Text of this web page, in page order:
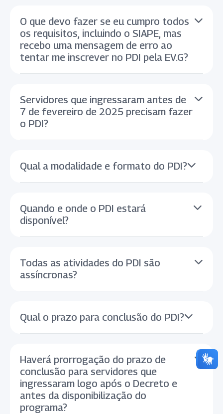
O que devo fazer se eu cumpro todos
os requisitos, incluindo o SIAPE, mas
recebo uma mensagem de erro ao
tentar me inscrever no PDI pela EV.G?
Servidores que ingressaram antes de
7 de fevereiro de 2025 precisam fazer
o PDI?
Qual a modalidade e formato do PDI?
Quando e onde o PDI estará
disponível?
Todas as atividades do PDI são
assíncronas?
Qual o prazo para conclusão do PDI?
Haverá prorrogação do prazo de
conclusão para servidores que
ingressaram logo após o Decreto e
antes da disponibilização do
programa?